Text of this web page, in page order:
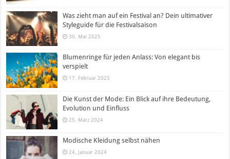
Was zieht man auf ein Festival an? Dein ultimativer
Styleguide für die Festivalsaison
30. Mai 2025
Blumenringe für jeden Anlass: Von elegant bis
verspielt
17. Februar 2025
Die Kunst der Mode: Ein Blick auf ihre Bedeutung,
Evolution und Einfluss
25. März 2024
Modische Kleidung selbst nähen
24. Januar 2024